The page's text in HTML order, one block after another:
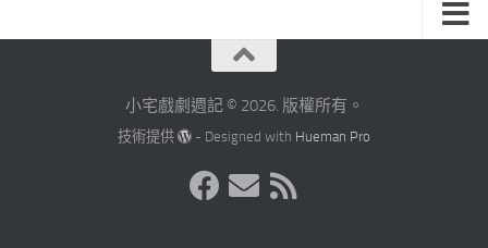
小宅戲劇週記 © 2026. 版權所有。
技術提供 - Designed with Hueman Pro